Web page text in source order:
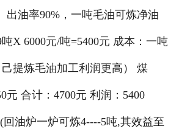
出油率90%，一吨毛油可炼净油
X 6000元/吨=5400元 成本：一吨
提炼毛油加工利润更高） 煤
元 合计：4700元 利润：5400
回油炉一炉可炼4----5吨,其效益至